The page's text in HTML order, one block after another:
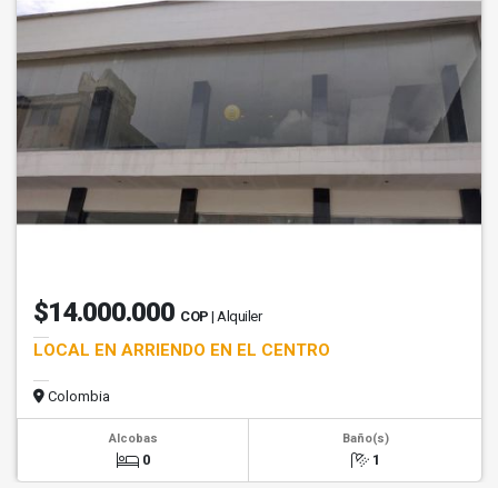
$14.000.000 COP | Alquiler
LOCAL EN ARRIENDO EN EL CENTRO
Colombia
Alcobas
0
Baño(s)
1